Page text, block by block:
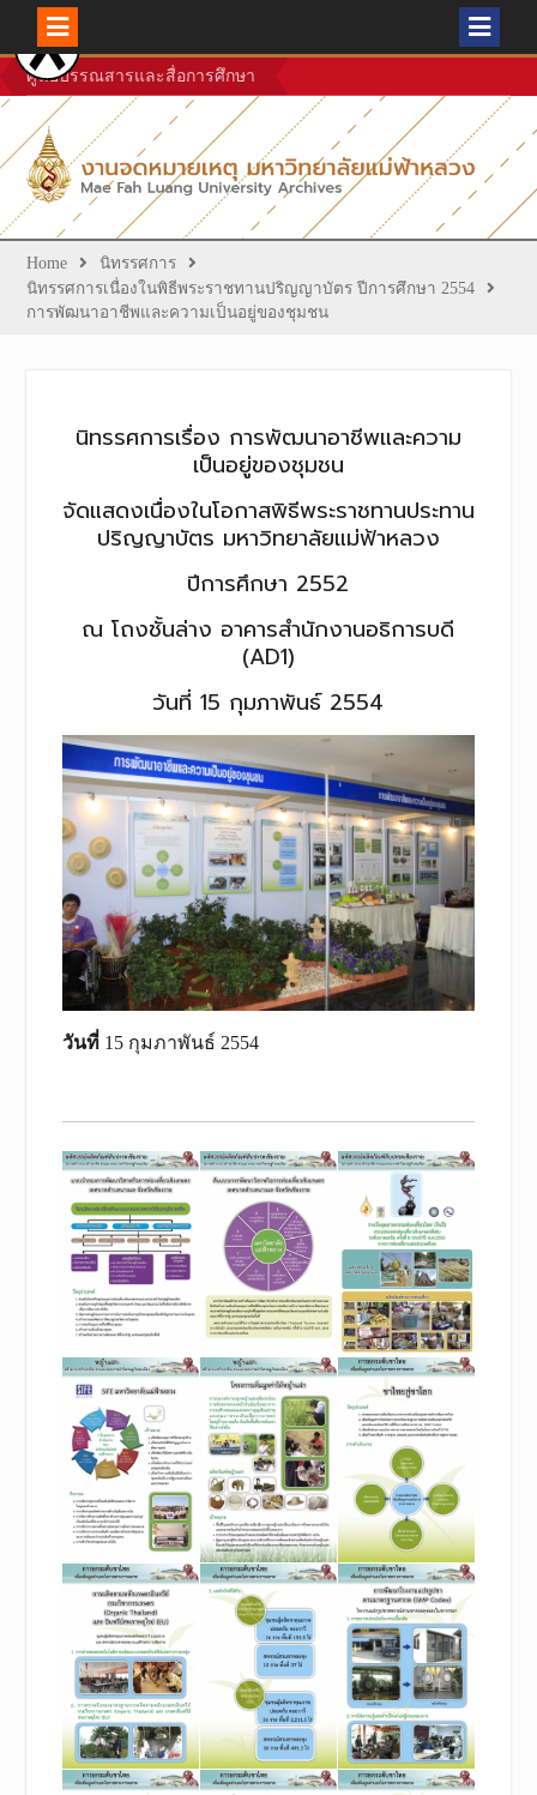
Skip
to
content
ศูนย์บรรณสารและสื่อการศึกษา
Home
นิทรรศการ
นิทรรศการเนื่องในพิธีพระราชทานปริญญาบัตร ปีการศึกษา 2554
การพัฒนาอาชีพและความเป็นอยู่ของชุมชน
นิทรรศการเรื่อง การพัฒนาอาชีพและความ
เป็นอยู่ของชุมชน
จัดแสดงเนื่องในโอกาสพิธีพระราชทานประทาน
ปริญญาบัตร มหาวิทยาลัยแม่ฟ้าหลวง
ปีการศึกษา 2552
ณ โถงชั้นล่าง อาคารสำนักงานอธิการบดี
(AD1)
วันที่ 15 กุมภาพันธ์ 2554
วันที่15 กุมภาพันธ์ 2554